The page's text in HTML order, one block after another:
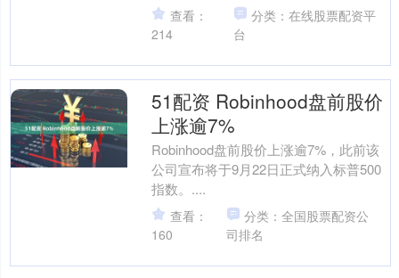
问。 林剑：我们注意到有关情况。这是
日本的内政，中方不做评....
查看：
214
分类：在线股票配资平
台
51配资 Robinhood盘前股价
上涨逾7%
Robinhood盘前股价上涨逾7%，此前该
公司宣布将于9月22日正式纳入标普500
指数。....
查看：
160
分类：全国股票配资公
司排名